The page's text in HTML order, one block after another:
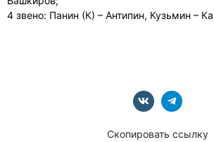
4 звено: Панин (К) – Антипин, Кузьмин –
Скопировать ссылку